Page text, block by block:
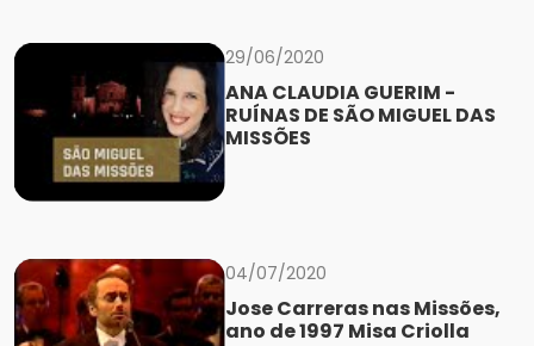
29/06/2020
ANA CLAUDIA GUERIM -
RUÍNAS DE SÃO MIGUEL DAS
MISSÕES
04/07/2020
Jose Carreras nas Missões,
ano de 1997 Misa Criolla